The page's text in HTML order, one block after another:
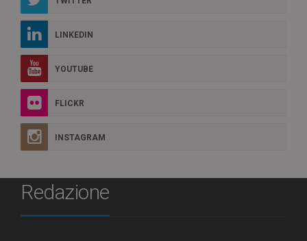
LINKEDIN
YOUTUBE
FLICKR
INSTAGRAM
Redazione